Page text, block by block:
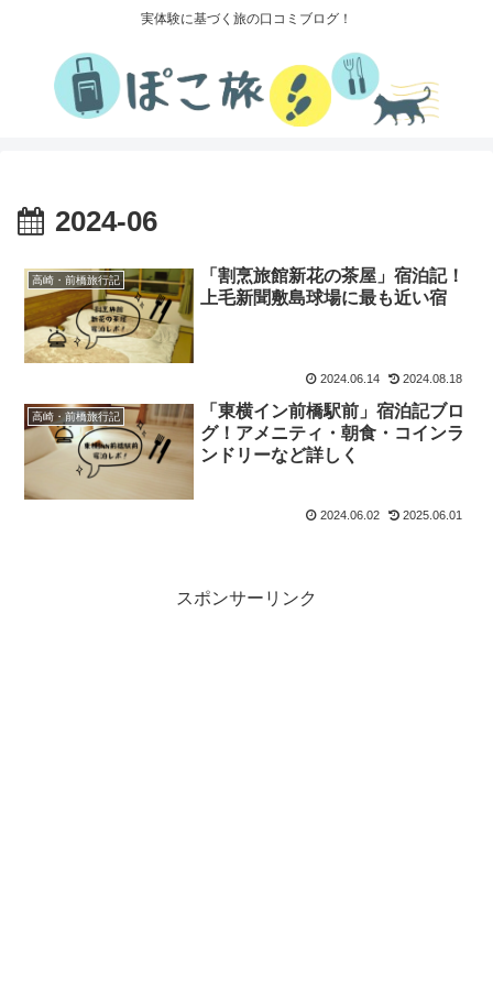
実体験に基づく旅の口コミブログ！
2024-06
高崎・前橋旅行記
「割烹旅館新花の茶屋」宿泊記！
上毛新聞敷島球場に最も近い宿
2024.06.14 2024.08.18
高崎・前橋旅行記
「東横イン前橋駅前」宿泊記ブロ
グ！アメニティ・朝食・コインラ
ンドリーなど詳しく
2024.06.02 2025.06.01
スポンサーリンク